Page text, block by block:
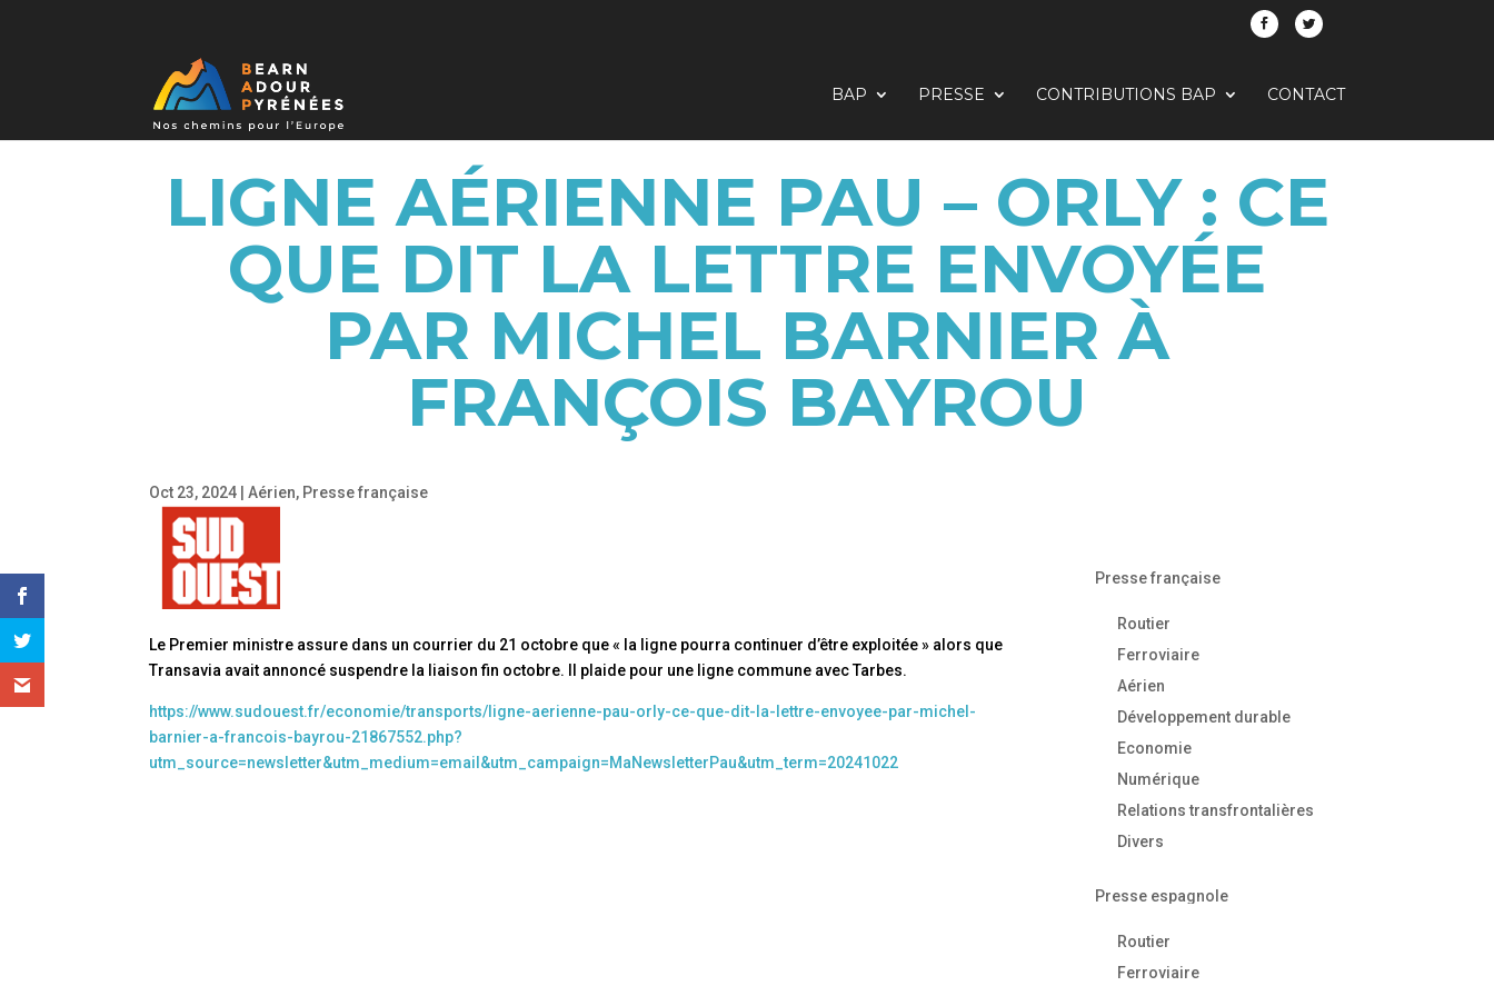
BAP PRESSE CONTRIBUTIONS BAP CONTACT
LIGNE AÉRIENNE PAU – ORLY : CE
QUE DIT LA LETTRE ENVOYÉE
PAR MICHEL BARNIER À
FRANÇOIS BAYROU
Oct 23, 2024 |Aérien, Presse française
Le Premier ministre assure dans un courrier du 21 octobre que « la ligne pourra continuer d’être exploitée » alors que
Transavia avait annoncé suspendre la liaison fin octobre. Il plaide pour une ligne commune avec Tarbes.
https://www.sudouest.fr/economie/transports/ligne-aerienne-pau-orly-ce-que-dit-la-lettre-envoyee-par-michel-
barnier-a-francois-bayrou-21867552.php?
utm_source=newsletter&utm_medium=email&utm_campaign=MaNewsletterPau&utm_term=20241022
Presse française
Routier
Ferroviaire
Aérien
Développement durable
Economie
Numérique
Relations transfrontalières
Divers
Presse espagnole
Routier
Ferroviaire